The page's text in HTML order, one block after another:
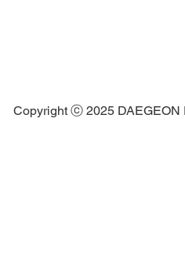
Copyright ⓒ 2025 DAEGEON